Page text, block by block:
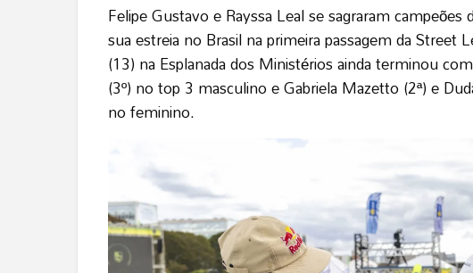
Felipe Gustavo e Rayssa Leal se sagraram
sua estreia no Brasil na primeira passagem da Street
(13) na Esplanada dos Ministérios ainda terminou
(3º) no top 3 masculino e Gabriela Mazetto (2ª) e
no feminino.